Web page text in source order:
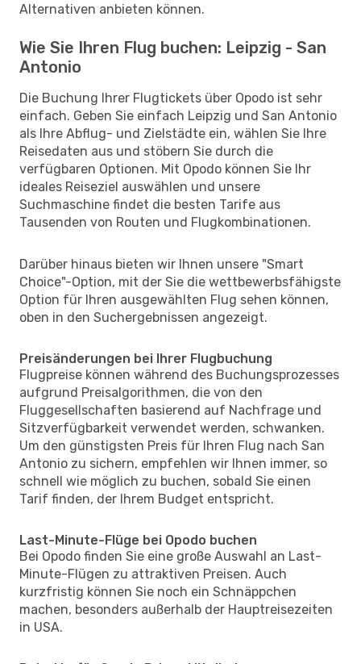
Alternativen anbieten können.
Wie Sie Ihren Flug buchen: Leipzig - San
Antonio
Die Buchung Ihrer Flugtickets über Opodo ist sehr
einfach. Geben Sie einfach Leipzig und San Antonio
als Ihre Abflug- und Zielstädte ein, wählen Sie Ihre
Reisedaten aus und stöbern Sie durch die
verfügbaren Optionen. Mit Opodo können Sie Ihr
ideales Reiseziel auswählen und unsere
Suchmaschine findet die besten Tarife aus
Tausenden von Routen und Flugkombinationen.
Darüber hinaus bieten wir Ihnen unsere "Smart
Choice"-Option, mit der Sie die wettbewerbsfähigste
Option für Ihren ausgewählten Flug sehen können,
oben in den Suchergebnissen angezeigt.
Preisänderungen bei Ihrer Flugbuchung
Flugpreise können während des Buchungsprozesses
aufgrund Preisalgorithmen, die von den
Fluggesellschaften basierend auf Nachfrage und
Sitzverfügbarkeit verwendet werden, schwanken.
Um den günstigsten Preis für Ihren Flug nach San
Antonio zu sichern, empfehlen wir Ihnen immer, so
schnell wie möglich zu buchen, sobald Sie einen
Tarif finden, der Ihrem Budget entspricht.
Last-Minute-Flüge bei Opodo buchen
Bei Opodo finden Sie eine große Auswahl an Last-
Minute-Flügen zu attraktiven Preisen. Auch
kurzfristig können Sie noch ein Schnäppchen
machen, besonders außerhalb der Hauptreisezeiten
in USA.